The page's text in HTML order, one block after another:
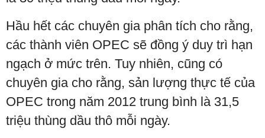
Hầu hết các chuyên gia phân tích cho rằng,
các thành viên OPEC sẽ đồng ý duy trì hạn
ngạch ở mức trên. Tuy nhiên, cũng có
chuyên gia cho rằng, sản lượng thực tế của
OPEC trong năm 2012 trung bình là 31,5
triệu thùng dầu thô mỗi ngày.